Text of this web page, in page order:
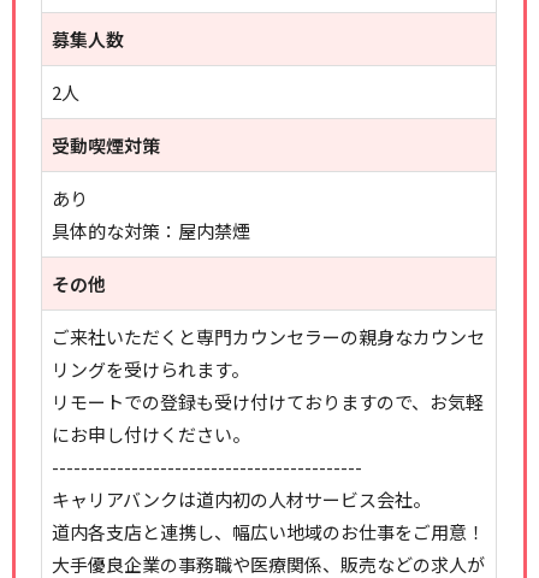
募集人数
2人
受動喫煙対策
あり
具体的な対策：屋内禁煙
その他
ご来社いただくと専門カウンセラーの親身なカウンセ
リングを受けられます。
リモートでの登録も受け付けておりますので、お気軽
にお申し付けください。
-------------------------------------------
キャリアバンクは道内初の人材サービス会社。
道内各支店と連携し、幅広い地域のお仕事をご用意！
大手優良企業の事務職や医療関係、販売などの求人が